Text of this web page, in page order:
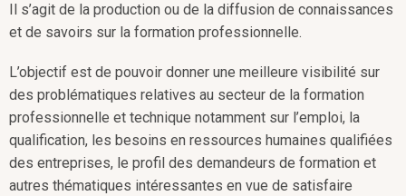
Il s’agit de la production ou de la diffusion de connaissances
et de savoirs sur la formation professionnelle.
L’objectif est de pouvoir donner une meilleure visibilité sur
des problématiques relatives au secteur de la formation
professionnelle et technique notamment sur l’emploi, la
qualification, les besoins en ressources humaines qualifiées
des entreprises, le profil des demandeurs de formation et
autres thématiques intéressantes en vue de satisfaire